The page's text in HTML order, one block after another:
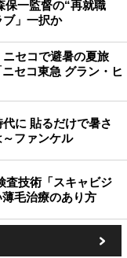
保一監督の“再就職
ブ」一択か
セコで避暑の夏旅
セコ東急 グラン・ヒ
に 貼るだけで暑さ
ファンケル
査技術「スキャビジ
毛治療のあり方